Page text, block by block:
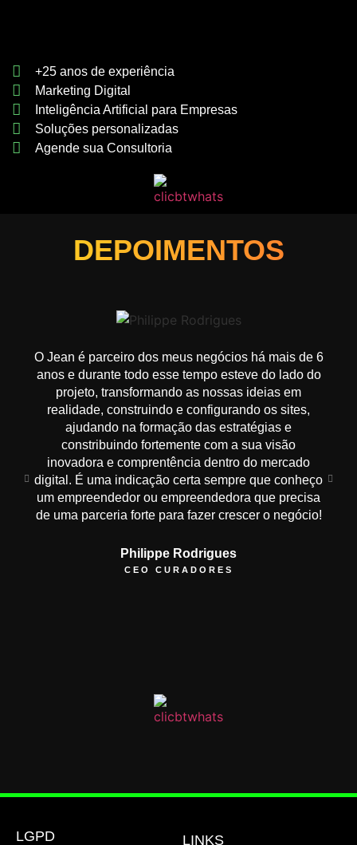
+25 anos de experiência
Marketing Digital
Inteligência Artificial para Empresas
Soluções personalizadas
Agende sua Consultoria
DEPOIMENTOS
O Jean é parceiro dos meus negócios há mais de 6
anos e durante todo esse tempo esteve do lado do
projeto, transformando as nossas ideias em
realidade, construindo e configurando os sites,
ajudando na formação das estratégias e
constribuindo fortemente com a sua visão
inovadora e comprentência dentro do mercado
digital. É uma indicação certa sempre que conheço
um empreendedor ou empreendedora que precisa
de uma parceria forte para fazer crescer o negócio!
Philippe Rodrigues
CEO CURADORES
LGPD LINKS